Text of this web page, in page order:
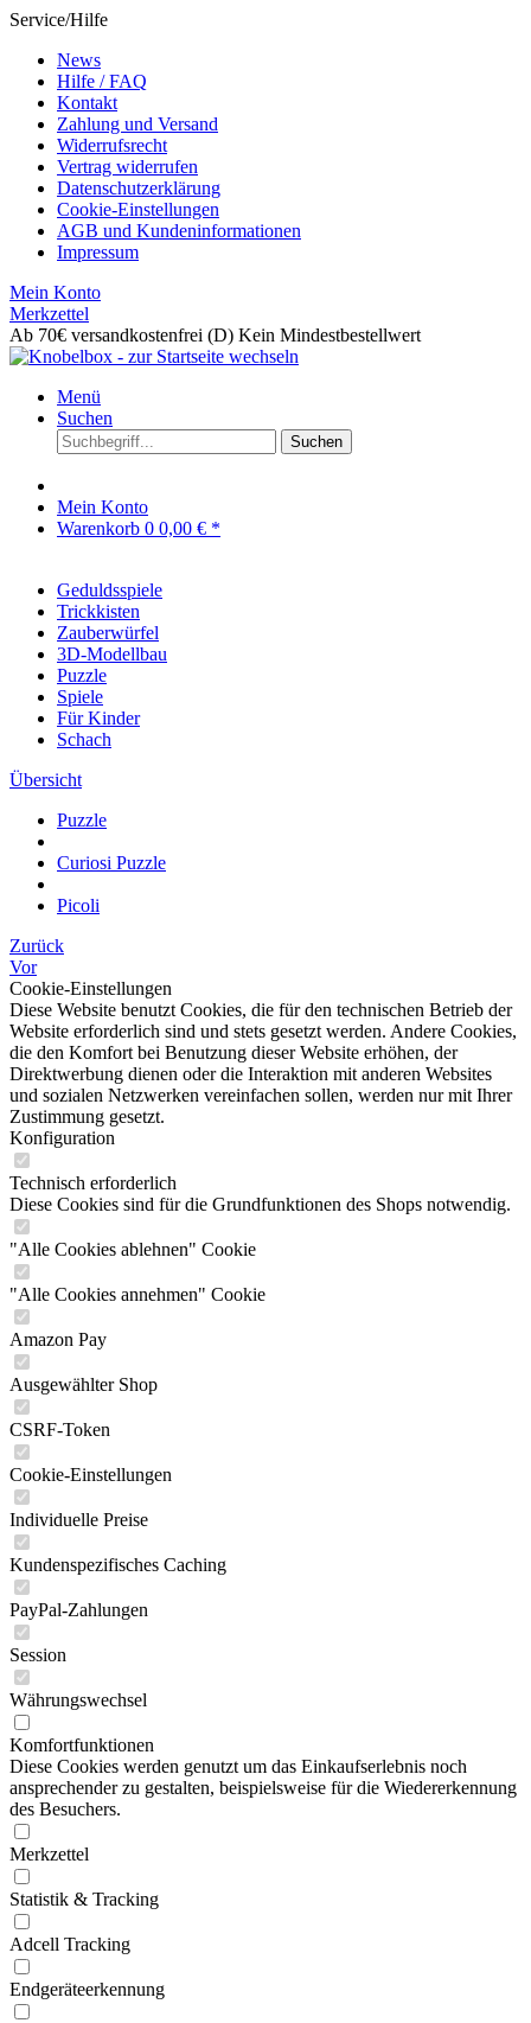
Service/Hilfe
News
Hilfe / FAQ
Kontakt
Zahlung und Versand
Widerrufsrecht
Vertrag widerrufen
Datenschutzerklärung
Cookie-Einstellungen
AGB und Kundeninformationen
Impressum
Mein Konto
Merkzettel
Ab 70€ versandkostenfrei (D) Kein Mindestbestellwert
Menü
Suchen
Suchen
Mein Konto
Warenkorb 0 0,00 € *
Geduldsspiele
Trickkisten
Zauberwürfel
3D-Modellbau
Puzzle
Spiele
Für Kinder
Schach
Übersicht
Puzzle
Curiosi Puzzle
Picoli
Zurück
Vor
Cookie-Einstellungen
Diese Website benutzt Cookies, die für den technischen Betrieb der
Website erforderlich sind und stets gesetzt werden. Andere Cookies,
die den Komfort bei Benutzung dieser Website erhöhen, der
Direktwerbung dienen oder die Interaktion mit anderen Websites
und sozialen Netzwerken vereinfachen sollen, werden nur mit Ihrer
Zustimmung gesetzt.
Konfiguration
Technisch erforderlich
Diese Cookies sind für die Grundfunktionen des Shops notwendig.
"Alle Cookies ablehnen" Cookie
"Alle Cookies annehmen" Cookie
Amazon Pay
Ausgewählter Shop
CSRF-Token
Cookie-Einstellungen
Individuelle Preise
Kundenspezifisches Caching
PayPal-Zahlungen
Session
Währungswechsel
Komfortfunktionen
Diese Cookies werden genutzt um das Einkaufserlebnis noch
ansprechender zu gestalten, beispielsweise für die Wiedererkennung
des Besuchers.
Merkzettel
Statistik & Tracking
Adcell Tracking
Endgeräteerkennung